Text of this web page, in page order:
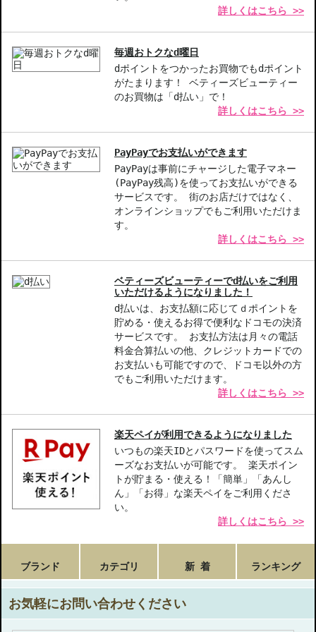
敏感肌で優しい洗浄を求める方
JAN/UPC：3474637090494
お悩み・効果
地肌ケア
詳しくはこちら >>
毎週おトクなd曜日
dポイントをつかったお買物でもdポイント
がたまります！ ベティーズビューティー
のお買物は「d払い」で！
詳しくはこちら >>
PayPayでお支払いができます
PayPayは事前にチャージした電子マネー
(PayPay残高)を使ってお支払いができる
サービスです。 街のお店だけではなく、
オンラインショップでもご利用いただけま
す。
詳しくはこちら >>
ベティーズビューティーでd払いをご利用
いただけるようになりました！
d払いは、お支払額に応じてｄポイントを
貯める・使えるお得で便利なドコモの決済
サービスです。 お支払方法は月々の電話
料金合算払いの他、クレジットカードでの
お支払いも可能ですので、ドコモ以外の方
でもご利用いただけます。
詳しくはこちら >>
楽天ペイが利用できるようになりました
いつもの楽天IDとパスワードを使ってスム
ーズなお支払いが可能です。 楽天ポイン
トが貯まる・使える！「簡単」「あんし
ん」「お得」な楽天ペイをご利用くださ
い。
詳しくはこちら >>
ブランド カテゴリ 新 着 ランキング
お気軽にお問い合わせください